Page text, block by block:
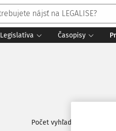
Legislatíva Časopisy
Počet vyhľadaných